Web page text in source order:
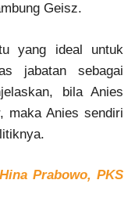
Geisz.
yang ideal untuk
jabatan sebagai
bila Anies
maka Anies sendiri
Prabowo, PKS